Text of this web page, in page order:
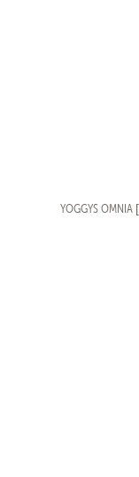
YOGGYS